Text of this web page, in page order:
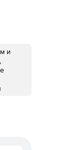
и